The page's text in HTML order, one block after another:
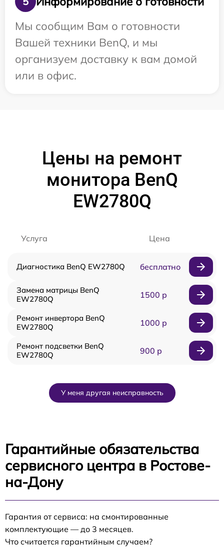
Мы сообщим Вам о готовности
Вашей техники BenQ, и мы
организуем доставку к вам домой
или в офис.
Цены на ремонт
монитора BenQ
EW2780Q
Услуга Цена
Диагностика BenQ EW2780Q бесплатно
Замена матрицы BenQ
EW2780Q
1500 р
Ремонт инвертора BenQ
EW2780Q
1000 р
Ремонт подсветки BenQ
EW2780Q
900 р
У меня другая неисправность
Гарантийные обязательства
сервисного центра в Ростове-
на-Дону
Гарантия от сервиса: на смонтированные
комплектующие — до 3 месяцев.
Что считается гарантийным случаем?